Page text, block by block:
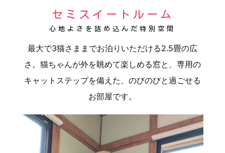
セミスイートルーム
心地よさを詰め込んだ特別空間
最大で3猫さままでお泊りいただける2.5畳の広
さ。 猫ちゃんが外を眺めて楽しめる窓と、専用の
キャットステップを備えた、のびのびと過ごせる
お部屋です。